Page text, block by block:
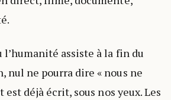
l’humanité assiste à la fin du
nul ne pourra dire « nous ne
est déjà écrit, sous nos yeux. Les